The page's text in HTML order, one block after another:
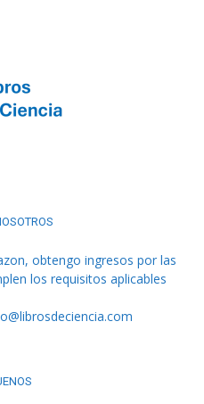
obtengo ingresos por las
los requisitos aplicables